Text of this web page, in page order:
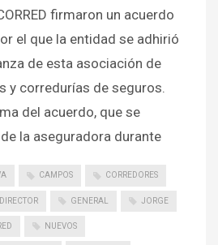
firmaron un acuerdo
el que la entidad se adhirió
de esta asociación de
y corredurías de seguros.
del acuerdo, que se
la aseguradora durante
CAMPOS CORREDORES
DIRECTOR GENERAL JORGE
NUEVOS